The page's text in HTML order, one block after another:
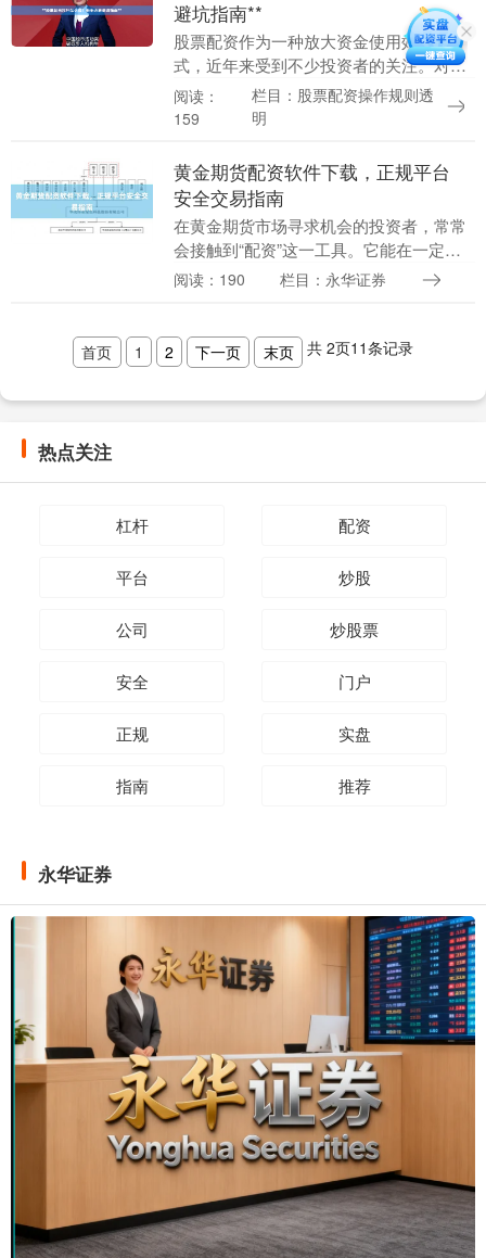
避坑指南**
股票配资作为一种放大资金使用效率的方
式，近年来受到不少投资者的关注。对于
刚接触配资的新手来说，如何选择合适的
杠杆倍数，往往是决定盈亏的关键因素之
阅读：
159
栏目：股票配资操作规则透
明
黄金期货配资软件下载，正规平台
安全交易指南
在黄金期货市场寻求机会的投资者，常常
会接触到“配资”这一工具。它能在一定程
度上放大交易资金，但也显著增加了风
阅读：190 栏目：永华证券
首页 1 2 下一页 末页 共 2页11条记录
热点关注
杠杆 配资
平台 炒股
公司 炒股票
安全 门户
正规 实盘
指南 推荐
永华证券